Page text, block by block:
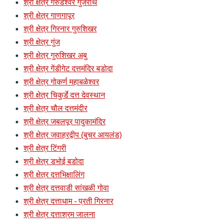
श्री क्षेत्र गरुडेश्वर गुजराथ
श्री क्षेत्र गाणगापूर
श्री क्षेत्र गिरनार गुरुशिखर
श्री क्षेत्र गुंज
श्री क्षेत्र गुरुशिखर अबु
श्री क्षेत्र गेंडीगेट दत्तमंदिर बडोदा
श्री क्षेत्र गोकर्ण महाबळेश्वर
श्री क्षेत्र चिकुर्डे दत्त देवस्थान
श्री क्षेत्र चौल दत्तमंदीर
श्री क्षेत्र जबलपूर पादुकामंदिर
श्री क्षेत्र जवाहरद्वीप (बुचर आयलंड)
श्री क्षेत्र टिंगरी
श्री क्षेत्र डभोई बडोदा
श्री क्षेत्र दत्तभिक्षालिंग
श्री क्षेत्र दत्तवाडी सांखळी गोवा
श्री क्षेत्र दत्ताधाम - प्रती गिरनार
श्री क्षेत्र दत्ताश्रम जालना